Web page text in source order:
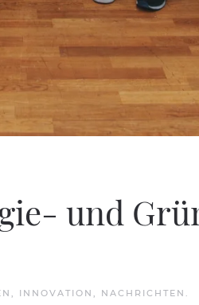
und
, INNOVATION , NACHRICHTEN .